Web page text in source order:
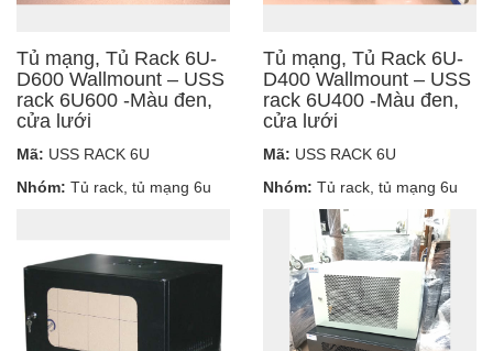
Tủ mạng, Tủ Rack 6U-
D600 Wallmount – USS
rack 6U600 -Màu đen,
cửa lưới
Mã: USS RACK 6U
Nhóm: Tủ rack, tủ mạng 6u
Tủ mạng, Tủ Rack 6U-
D400 Wallmount – USS
rack 6U400 -Màu đen,
cửa lưới
Mã: USS RACK 6U
Nhóm: Tủ rack, tủ mạng 6u